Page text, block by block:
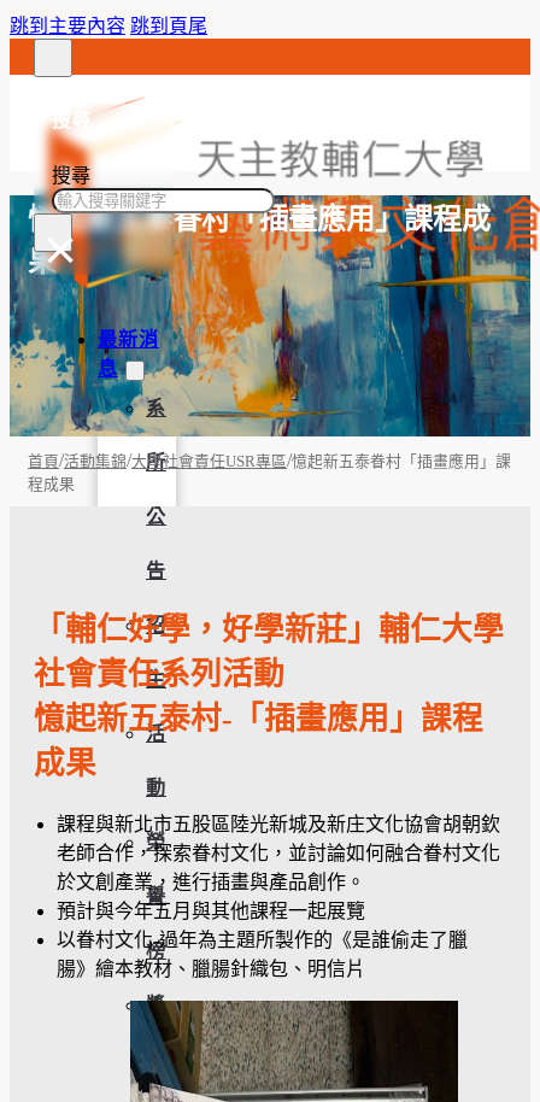
跳到主要內容 跳到頁尾
搜尋
搜尋
×
最新消
息
系
所
公
告
招
生
活
動
榮
譽
榜
獎
助
憶起新五泰眷村「插畫應用」課程成
果
首頁/活動集錦/大學社會責任USR專區/憶起新五泰眷村「插畫應用」課
程成果
「輔仁好學，好學新莊」輔仁大學
社會責任系列活動
憶起新五泰村-「插畫應用」課程
成果
課程與新北市五股區陸光新城及新庄文化協會胡朝欽
老師合作，探索眷村文化，並討論如何融合眷村文化
於文創產業，進行插畫與產品創作。
預計與今年五月與其他課程一起展覽
以眷村文化-過年為主題所製作的《是誰偷走了臘
腸》繪本教材、臘腸針織包、明信片